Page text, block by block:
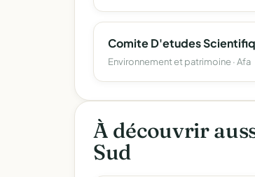
Environnement et patrimoine · Afa
À découvrir
Sud